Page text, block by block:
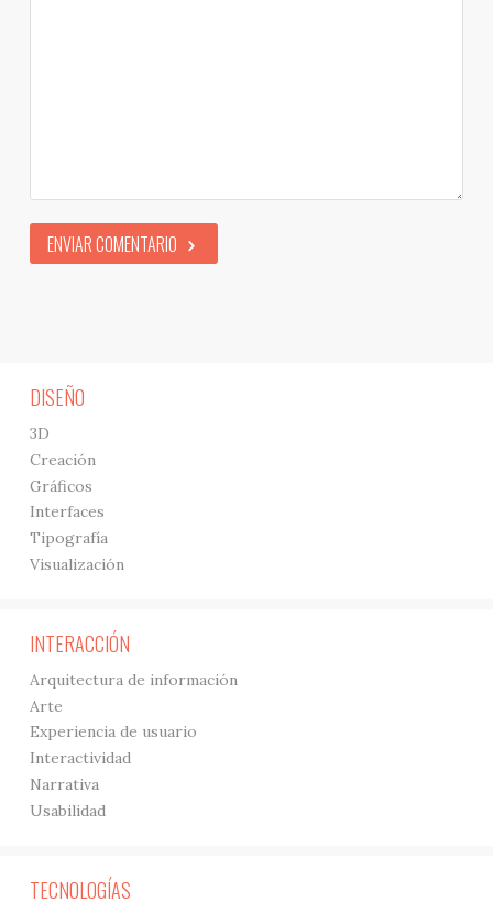
ENVIAR COMENTARIO
DISEÑO
3D
Creación
Gráficos
Interfaces
Tipografía
Visualización
INTERACCIÓN
Arquitectura de información
Arte
Experiencia de usuario
Interactividad
Narrativa
Usabilidad
TECNOLOGÍAS